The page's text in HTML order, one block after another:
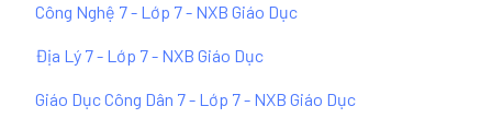
Công Nghệ 7 - Lớp 7 - NXB Giáo Dục
Địa Lý 7 - Lớp 7 - NXB Giáo Dục
Giáo Dục Công Dân 7 - Lớp 7 - NXB Giáo Dục